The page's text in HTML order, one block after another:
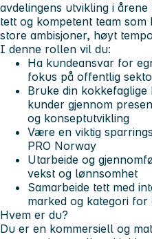
avdelingens utvikling i
tett og kompetent team
store ambisjoner, høyt
I denne rollen vil du:
Ha kundeansvar for
fokus på offentlig
Bruke din
kunder gjennom
og konseptutvikling
Være en viktig
PRO Norway
Utarbeide og
vekst og lønnsomhet
Samarbeide tett med
marked og kategori
Hvem er du?
Du er en kommersiell og